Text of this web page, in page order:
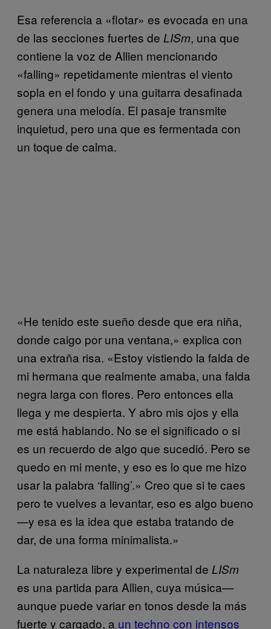
Esa referencia a «flotar» es evocada en una
de las secciones fuertes de LISm, una que
contiene la voz de Allien mencionando
«falling» repetidamente mientras el viento
sopla en el fondo y una guitarra desafinada
genera una melodía. El pasaje transmite
inquietud, pero una que es fermentada con
un toque de calma.
«He tenido este sueño desde que era niña,
donde caigo por una ventana,» explica con
una extraña risa. «Estoy vistiendo la falda de
mi hermana que realmente amaba, una falda
negra larga con flores. Pero entonces ella
llega y me despierta. Y abro mis ojos y ella
me está hablando. No se el significado o si
es un recuerdo de algo que sucedió. Pero se
quedo en mi mente, y eso es lo que me hizo
usar la palabra ‘falling’.» Creo que si te caes
pero te vuelves a levantar, eso es algo bueno
—y esa es la idea que estaba tratando de
dar, de una forma minimalista.»
La naturaleza libre y experimental de LISm
es una partida para Allien, cuya música—
aunque puede variar en tonos desde la más
fuerte y cargado, a un techno con intensos